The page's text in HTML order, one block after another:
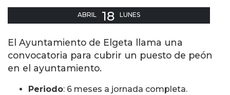
ABRIL 18 LUNES
El Ayuntamiento de Elgeta llama una
convocatoria para cubrir un puesto de peón
en el ayuntamiento.
Periodo: 6 meses a jornada completa.